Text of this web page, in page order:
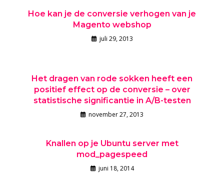
Hoe kan je de conversie verhogen van je
Magento webshop
juli 29, 2013
Het dragen van rode sokken heeft een
positief effect op de conversie – over
statistische significantie in A/B-testen
november 27, 2013
Knallen op je Ubuntu server met
mod_pagespeed
juni 18, 2014